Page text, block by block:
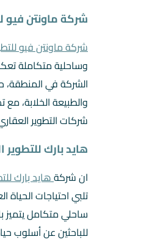
شركة ماونتن فيو
شركة ماونتن فيو
وساحلية متكاملة
الشركة في المنطقة،
والطبيعة الخلابة،
شركات التطوير
هايد بارك
ان شركةهايد بارك
تلبي احتياجات
ساحلي متكامل يتميز
للباحثين عن أسلوب